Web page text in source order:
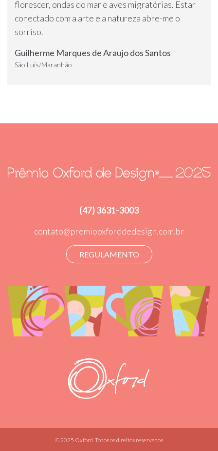
florescer, ondas do mar e aves migratórias. Estar
conectado com a arte e a natureza abre-me o
sorriso.
Guilherme Marques de Araujo dos Santos
São Luís/Maranhão
(47) 3631-3003
contato@premiooxforddedesign.com.br
REGULAMENTO
© 2025 Oxford. Todos os direitos reservados